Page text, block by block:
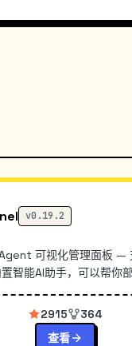
v0.19.2
可视化管理面板 —
智能AI助手，可以帮你
2915
364
查看